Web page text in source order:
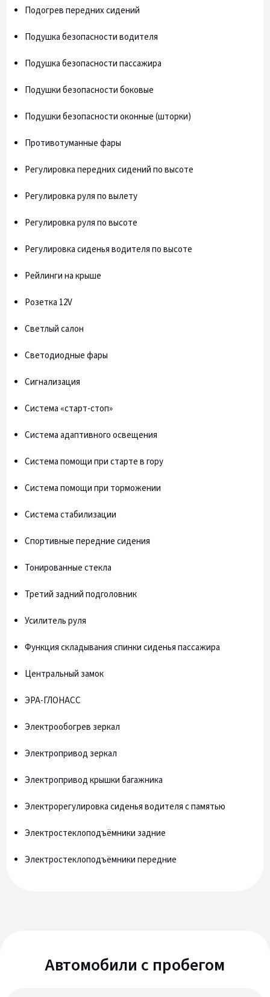
Подогрев передних сидений
Подушка безопасности водителя
Подушка безопасности пассажира
Подушки безопасности боковые
Подушки безопасности оконные (шторки)
Противотуманные фары
Регулировка передних сидений по высоте
Регулировка руля по вылету
Регулировка руля по высоте
Регулировка сиденья водителя по высоте
Рейлинги на крыше
Розетка 12V
Светлый салон
Светодиодные фары
Сигнализация
Система «старт-стоп»
Система адаптивного освещения
Система помощи при старте в гору
Система помощи при торможении
Система стабилизации
Спортивные передние сидения
Тонированные стекла
Третий задний подголовник
Усилитель руля
Функция складывания спинки сиденья пассажира
Центральный замок
ЭРА-ГЛОНАСС
Электрообогрев зеркал
Электропривод зеркал
Электропривод крышки багажника
Электрорегулировка сиденья водителя с памятью
Электростеклоподъёмники задние
Электростеклоподъёмники передние
Автомобили c пробегом